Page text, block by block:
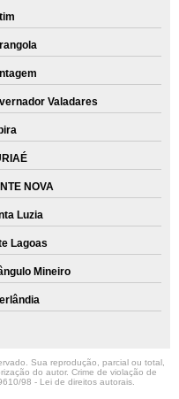
Valadares
NOVA
Luzia
Lagoas
Mineiro
Sua reprodução, parcial ou total,
do autor. Crime de violação de
98 - Lei de direitos autorais